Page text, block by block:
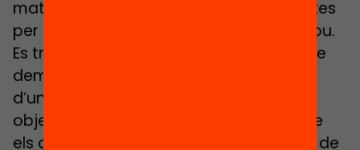
material manipulatiu a la classe de mates
per a què els alumnes es diverteixin i prou.
Es tracta de portar jocs de taula, jocs de
demostració i activitats manipulatives
d’una manera estructurada, amb un
objectiu d’aprenentatge clar per tal que
els alumnes aprenguin i siguin capaços de